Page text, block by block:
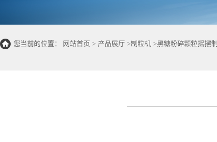
您当前的位置： 网站首页 > 产品展厅 >制粒机 >黑糖粉碎颗粒摇摆